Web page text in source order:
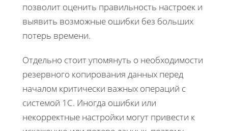
позволит оценить правильность настроек и
выявить возможные ошибки без больших
потерь времени.
Отдельно стоит упомянуть о необходимости
резервного копирования данных перед
началом критически важных операций с
системой 1С. Иногда ошибки или
некорректные настройки могут привести к